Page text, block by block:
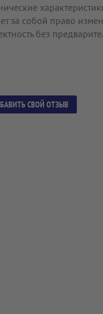
за собой право
без
СВОЙ ОТЗЫВ